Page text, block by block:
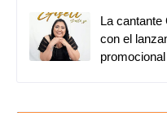
La cantante
con el